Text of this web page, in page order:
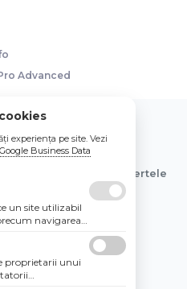
Advanced
Online Store SRL
in lei si includ tva. Ofertele
disponibil.
experiența pe site. Vezi
Google Business Data
un site utilizabil
navigarea
fără aceste
proprietarii unui